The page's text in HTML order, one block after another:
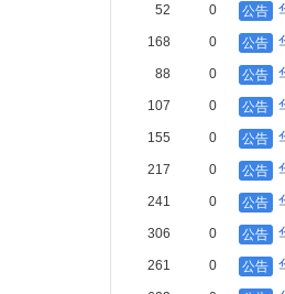
52
0 公告
168 0 公告
88 0 公告
107 0 公告
155 0 公告
217 0 公告
241 0 公告
306 0 公告
261 0 公告